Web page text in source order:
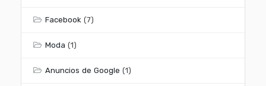
Facebook (7)
Moda (1)
Anuncios de Google (1)